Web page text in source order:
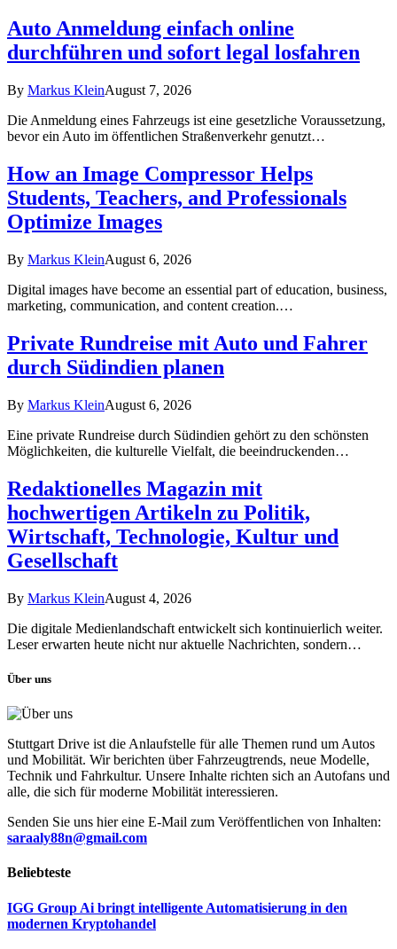
Auto Anmeldung einfach online
durchführen und sofort legal losfahren
By Markus KleinAugust 7, 2026
Die Anmeldung eines Fahrzeugs ist eine gesetzliche Voraussetzung,
bevor ein Auto im öffentlichen Straßenverkehr genutzt…
How an Image Compressor Helps
Students, Teachers, and Professionals
Optimize Images
By Markus KleinAugust 6, 2026
Digital images have become an essential part of education, business,
marketing, communication, and content creation.…
Private Rundreise mit Auto und Fahrer
durch Südindien planen
By Markus KleinAugust 6, 2026
Eine private Rundreise durch Südindien gehört zu den schönsten
Möglichkeiten, die kulturelle Vielfalt, die beeindruckenden…
Redaktionelles Magazin mit
hochwertigen Artikeln zu Politik,
Wirtschaft, Technologie, Kultur und
Gesellschaft
By Markus KleinAugust 4, 2026
Die digitale Medienlandschaft entwickelt sich kontinuierlich weiter.
Leser erwarten heute nicht nur aktuelle Nachrichten, sondern…
Über uns
Stuttgart Drive ist die Anlaufstelle für alle Themen rund um Autos
und Mobilität. Wir berichten über Fahrzeugtrends, neue Modelle,
Technik und Fahrkultur. Unsere Inhalte richten sich an Autofans und
alle, die sich für moderne Mobilität interessieren.
Senden Sie uns hier eine E-Mail zum Veröffentlichen von Inhalten:
saraaly88n@gmail.com
Beliebteste
IGG Group Ai bringt intelligente Automatisierung in den
modernen Kryptohandel